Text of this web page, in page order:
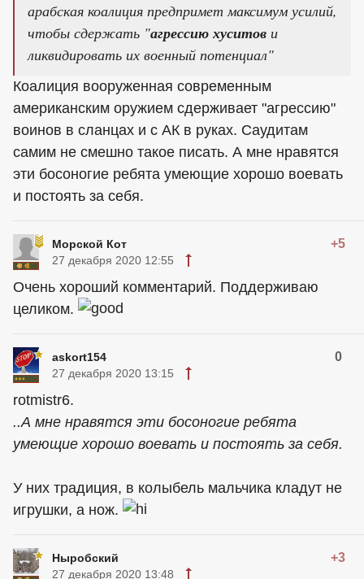
арабская коалиция предпримет максимум усилий,
чтобы сдержать "агрессию хуситов и
ликвидировать их военный потенциал"
Коалиция вооруженная современным
американским оружием сдерживает "агрессию"
воинов в сланцах и с АК в руках. Саудитам
самим не смешно такое писать. А мне нравятся
эти босоногие ребята умеющие хорошо воевать
и постоять за себя.
Морской Кот +5
27 декабря 2020 12:55
Очень хороший комментарий. Поддерживаю
целиком.
askort154 0
27 декабря 2020 13:15
rotmistr6.
..А мне нравятся эти босоногие ребята
умеющие хорошо воевать и постоять за себя.
У них традиция, в колыбель мальчика кладут не
игрушки, а нож.
Ныробский +3
27 декабря 2020 13:48